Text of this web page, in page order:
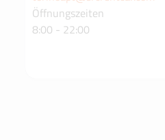
Öffnungszeiten
8:00 - 22:00